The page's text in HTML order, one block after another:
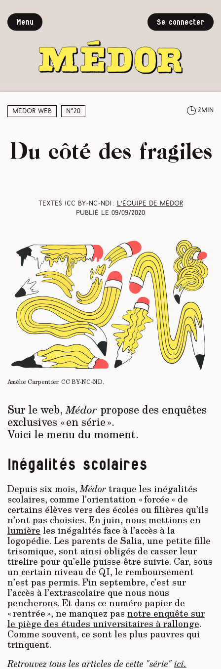
Menu Se connecter
Médor web N°20 2min
Du côté des fragiles
Textes (CC BY-NC-ND) :
L’équipe de Médor
Publié le 09/09/2020
Amélie Carpentier. CC BY-NC-ND.
Sur le web,Médor propose des enquêtes
exclusives « en série ».
Voici le menu du moment.
Inégalités scolaires
Depuis six mois,Médortraque les inégalités
scolaires, comme l’orientation « forcée » de
certains élèves vers des écoles ou filières qu’ils
n’ont pas choisies. En juin, nous mettions en
lumière les inégalités face à l’accès à la
logopédie. Les parents de Salia, une petite fille
trisomique, sont ainsi obligés de casser leur
tirelire pour qu’elle puisse être suivie. Car, sous
un certain niveau de QI, le remboursement
n’est pas permis. Fin septembre, c’est sur
l’accès à l’extrascolaire que nous nous
pencherons. Et dans ce numéro papier de
« rentrée », ne manquez pas notre enquête sur
le piège des études universitaires à rallonge.
Comme souvent, ce sont les plus pauvres qui
trinquent.
Retrouvez tous les articles de cette "série"ici.